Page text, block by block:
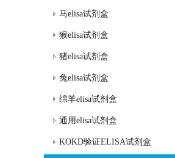
马elisa试剂盒
猴elisa试剂盒
猪elisa试剂盒
兔elisa试剂盒
绵羊elisa试剂盒
通用elisa试剂盒
KOKD验证ELISA试剂盒